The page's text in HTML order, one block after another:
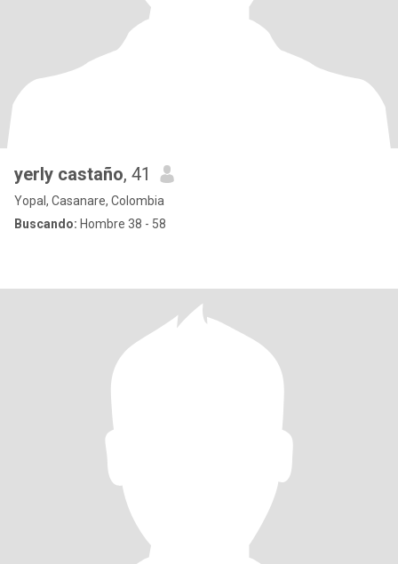
yerly castaño, 41
Yopal, Casanare, Colombia
Buscando: Hombre 38 - 58